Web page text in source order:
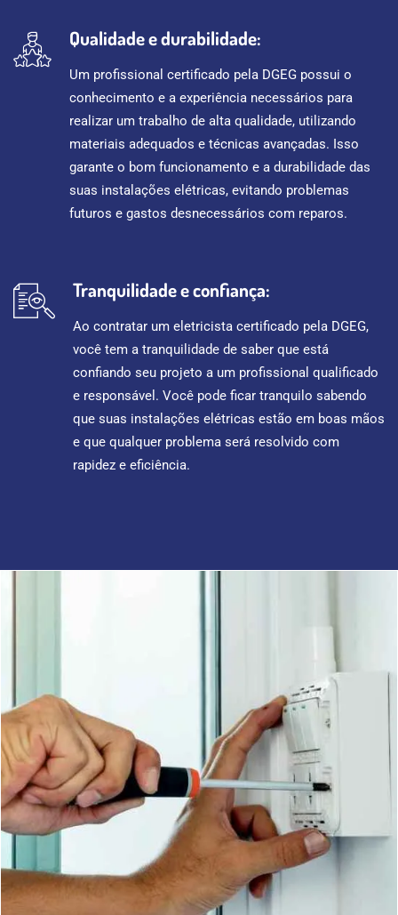
Qualidade e durabilidade:
Um profissional certificado pela DGEG possui o
conhecimento e a experiência necessários para
realizar um trabalho de alta qualidade, utilizando
materiais adequados e técnicas avançadas. Isso
garante o bom funcionamento e a durabilidade das
suas instalações elétricas, evitando problemas
futuros e gastos desnecessários com reparos.
Tranquilidade e confiança:
Ao contratar um eletricista certificado pela DGEG,
você tem a tranquilidade de saber que está
confiando seu projeto a um profissional qualificado
e responsável. Você pode ficar tranquilo sabendo
que suas instalações elétricas estão em boas mãos
e que qualquer problema será resolvido com
rapidez e eficiência.